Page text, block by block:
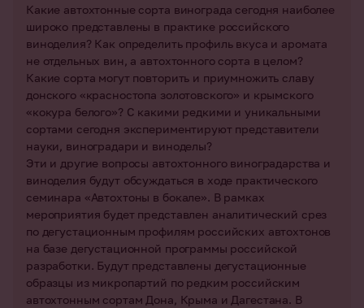
Какие автохтонные сорта винограда сегодня наиболее
широко представлены в практике российского
виноделия? Как определить профиль вкуса и аромата
не отдельных вин, а автохтонного сорта в целом?
Какие сорта могут повторить и приумножить славу
донского «красностопа золотовского» и крымского
«кокура белого»? С какими редкими и уникальными
сортами сегодня экспериментируют представители
науки, виноградари и виноделы?
Эти и другие вопросы автохтонного виноградарства и
виноделия будут обсуждаться в ходе практического
семинара «Автохтоны в бокале». В рамках
мероприятия будет представлен аналитический срез
по дегустационным профилям российских автохтонов
на базе дегустационной программы российской
разработки. Будут представлены дегустационные
образцы из микропартий по редким российским
автохтонным сортам Дона, Крыма и Дагестана. В